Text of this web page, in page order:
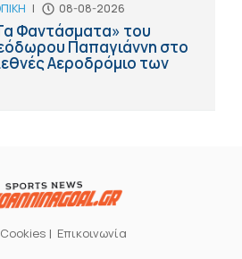
| 08-08-2026
Φαντάσματα» του
Παπαγιάννη στο
Αεροδρόμιο των
Cookies Επικοινωνία